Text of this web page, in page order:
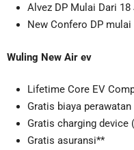
Alvez DP Mulai Dari 18
New Confero DP
Wuling New Air ev
Lifetime Core EV
Gratis biaya
Gratis charging device
Gratis asuransi**